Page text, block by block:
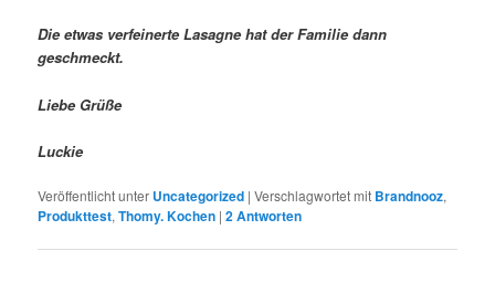
Die etwas verfeinerte Lasagne hat der Familie dann
geschmeckt.
Liebe Grüße
Luckie
Veröffentlicht unter Uncategorized |Verschlagwortet mit Brandnooz,
Produkttest,Thomy. Kochen |2Antworten